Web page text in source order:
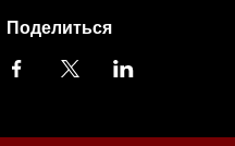
Поделиться